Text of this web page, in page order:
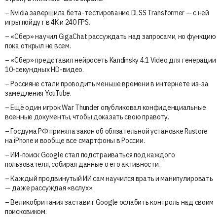
– Nvidia завершила бета-тестирование DLSS Transformer — с ней
игры пойдут в 4K и 240 FPS.
– «Сбер» научил GigaChat рассуждать над запросами, но функцию
пока открыл не всем.
– «Сбер» представил нейросеть Kandinsky 4.1 Video для генерации
10-секундных HD-видео.
– Россияне стали проводить меньше времени в интернете из-за
замедления YouTube.
– Ещё один игрок War Thunder опубликовал конфиденциальные
военные документы, чтобы доказать свою правоту.
– Госдума РФ приняла закон об обязательной установке Rustore
на iPhone и вообще все смартфоны в России.
– ИИ-поиск Google стал подстраиваться под каждого
пользователя, собирая данные о его активности.
– Каждый продвинутый ИИ сам научился врать и манипулировать
— даже рассуждая «вслух».
– Великобритания заставит Google ослабить контроль над своим
поисковиком.